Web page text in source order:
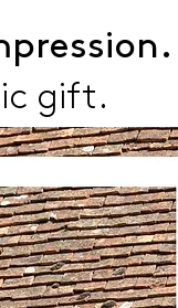
gift.